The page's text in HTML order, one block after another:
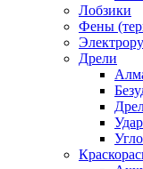
Лобзики
Фены
Дрели